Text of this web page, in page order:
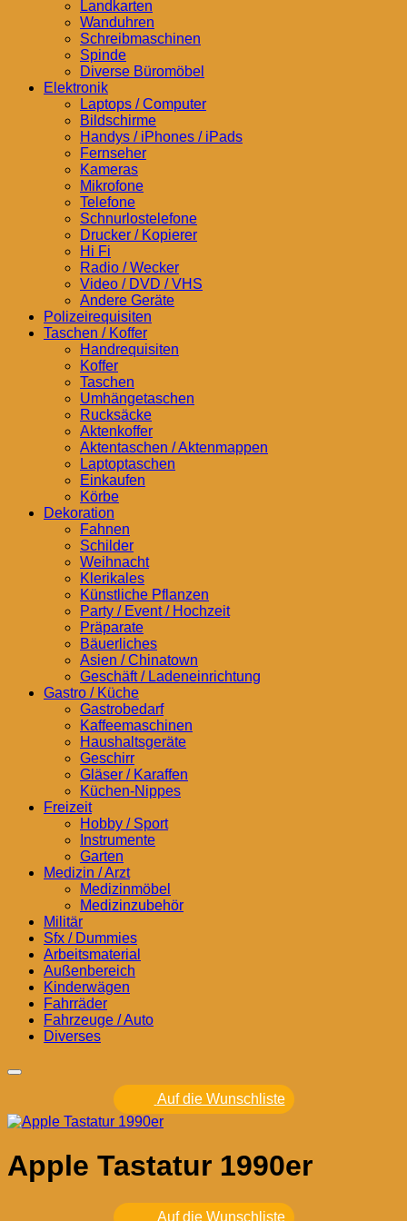
Landkarten
Wanduhren
Schreibmaschinen
Spinde
Diverse Büromöbel
Elektronik
Laptops / Computer
Bildschirme
Handys / iPhones / iPads
Fernseher
Kameras
Mikrofone
Telefone
Schnurlostelefone
Drucker / Kopierer
Hi Fi
Radio / Wecker
Video / DVD / VHS
Andere Geräte
Polizeirequisiten
Taschen / Koffer
Handrequisiten
Koffer
Taschen
Umhängetaschen
Rucksäcke
Aktenkoffer
Aktentaschen / Aktenmappen
Laptoptaschen
Einkaufen
Körbe
Dekoration
Fahnen
Schilder
Weihnacht
Klerikales
Künstliche Pflanzen
Party / Event / Hochzeit
Präparate
Bäuerliches
Asien / Chinatown
Geschäft / Ladeneinrichtung
Gastro / Küche
Gastrobedarf
Kaffeemaschinen
Haushaltsgeräte
Geschirr
Gläser / Karaffen
Küchen-Nippes
Freizeit
Hobby / Sport
Instrumente
Garten
Medizin / Arzt
Medizinmöbel
Medizinzubehör
Militär
Sfx / Dummies
Arbeitsmaterial
Außenbereich
Kinderwägen
Fahrräder
Fahrzeuge / Auto
Diverses
Auf die Wunschliste
Apple Tastatur 1990er
Auf die Wunschliste